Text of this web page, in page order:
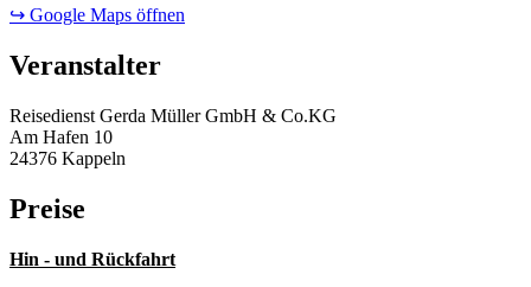
↪ Google Maps öffnen
Veranstalter
Reisedienst Gerda Müller GmbH & Co.KG
Am Hafen 10
24376 Kappeln
Preise
Hin - und Rückfahrt